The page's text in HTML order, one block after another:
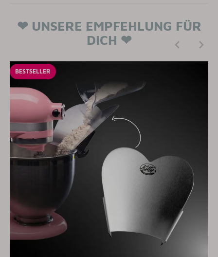
❤ UNSERE EMPFEHLUNG FÜR
DICH ❤
BESTSELLER